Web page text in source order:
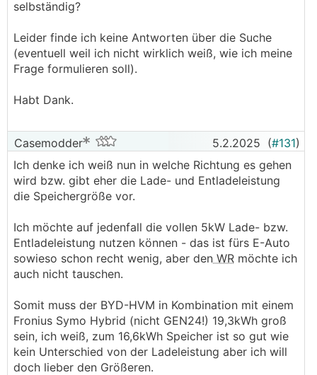
selbständig?
Leider finde ich keine Antworten über die Suche
(eventuell weil ich nicht wirklich weiß, wie ich meine
Frage formulieren soll).
Habt Dank.
Casemodder 5.2.2025 (#131)
Ich denke ich weiß nun in welche Richtung es gehen
wird bzw. gibt eher die Lade- und Entladeleistung
die Speichergröße vor.
Ich möchte auf jedenfall die vollen 5kW Lade- bzw.
Entladeleistung nutzen können - das ist fürs E-Auto
sowieso schon recht wenig, aber den WR möchte ich
auch nicht tauschen.
Somit muss der BYD-HVM in Kombination mit einem
Fronius Symo Hybrid (nicht GEN24!) 19,3kWh groß
sein, ich weiß, zum 16,6kWh Speicher ist so gut wie
kein Unterschied von der Ladeleistung aber ich will
doch lieber den Größeren.